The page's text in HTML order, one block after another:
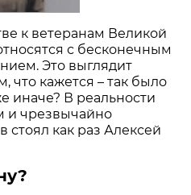
к ветеранам Великой
с бесконечным
Это выглядит
что кажется – так было
иначе? В реальности
и чрезвычайно
стоял как раз Алексей